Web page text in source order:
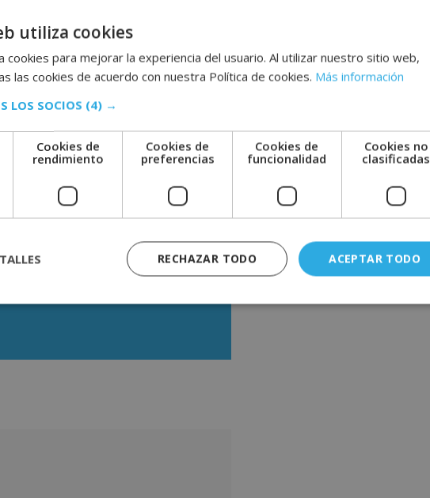
el estudiante repasará los
temas como el trato y la atención al
humanos. Por este motivo, el
tanto internas como externas. Estos
la cultura empresarial. Las
también son temas que aborda la
y en prevención de riesgos
complementaria. Este curso no conduce a
utiliza cookies
cookies para mejorar la experiencia del usuario. Al utilizar nuestro sitio web,
las cookies de acuerdo con nuestra Política de cookies. Más información
LOS SOCIOS (4) →
Cookies de
rendimiento
Cookies de
preferencias
Cookies de
funcionalidad
Cookies no
clasificadas
ACEPTAR TODO
RECHAZAR TODO